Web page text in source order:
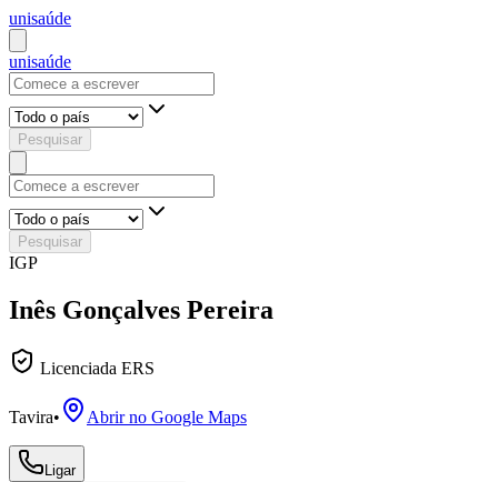
unisaúde
unisaúde
Pesquisar
Pesquisar
IGP
Inês Gonçalves Pereira
Licenciada ERS
Tavira• Abrir no Google Maps
Ligar